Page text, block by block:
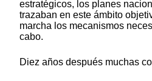
estratégicos, los planes
trazaban en este ámbito
marcha los mecanismos
cabo.
Diez años después muchas